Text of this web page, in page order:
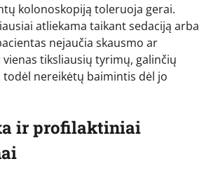
kolonoskopiją toleruoja gerai.
atliekama taikant sedaciją arba
nejaučia skausmo ar
tiksliausių tyrimų, galinčių
todėl nereikėtų baimintis dėl jo
ir profilaktiniai